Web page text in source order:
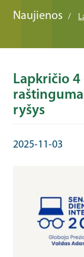
Naujienos
Lapkričio
ryšys
2025-11-03